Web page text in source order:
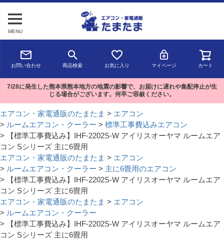
MENU
お問い合わせ 商品検索 お気に入り マイページ カート
7/28に発生した熊本県熊本地方の地震の影響で、お届けに遅れや集配停止が生
じる場合がございます。何卒ご容赦ください。
エアコン・家電通販のたまたま
エアコン
ルームエアコン・クーラー
標準工事費込みエアコン
【標準工事費込み】IHF-2202S-W アイリスオーヤマ ルームエア
コン Sシリーズ 主に6畳用
エアコン・家電通販のたまたま
エアコン
ルームエアコン・クーラー
主に6畳用のエアコン
【標準工事費込み】IHF-2202S-W アイリスオーヤマ ルームエア
コン Sシリーズ 主に6畳用
エアコン・家電通販のたまたま
エアコン
ルームエアコン・クーラー
【標準工事費込み】IHF-2202S-W アイリスオーヤマ ルームエア
コン Sシリーズ 主に6畳用